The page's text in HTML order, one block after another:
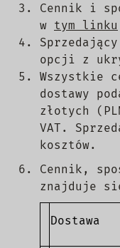
Cennik i
w tym linku
opcji z
Wszystkie
dostawy
złotych
VAT.
kosztów.
Cennik,
znajduje
Dostawa